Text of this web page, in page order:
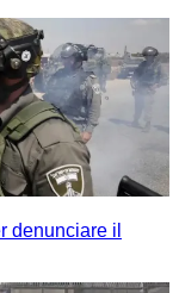
denunciare il